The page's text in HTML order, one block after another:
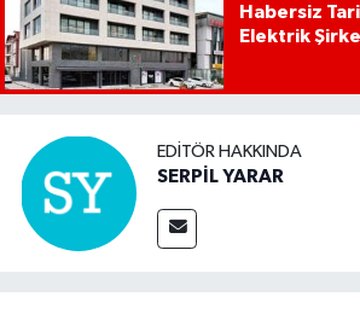
Habersiz
Elektrik
EDITÖR HAKKINDA
SERPİL YARAR